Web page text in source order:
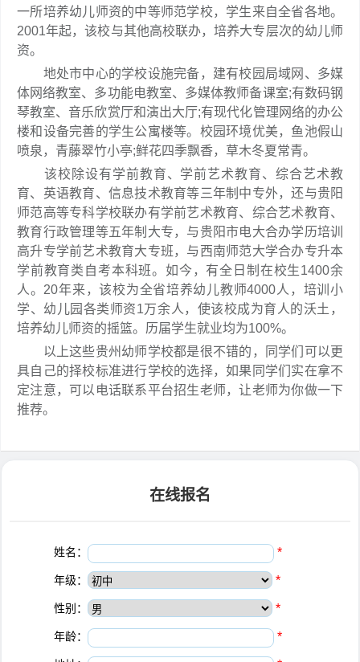
一所培养幼儿师资的中等师范学校，学生来自全省各地。
2001年起，该校与其他高校联办，培养大专层次的幼儿师
资。
地处市中心的学校设施完备，建有校园局域网、多媒
体网络教室、多功能电教室、多媒体教师备课室;有数码钢
琴教室、音乐欣赏厅和演出大厅;有现代化管理网络的办公
楼和设备完善的学生公寓楼等。校园环境优美，鱼池假山
喷泉，青藤翠竹小亭;鲜花四季飘香，草木冬夏常青。
该校除设有学前教育、学前艺术教育、综合艺术教
育、英语教育、信息技术教育等三年制中专外，还与贵阳
师范高等专科学校联办有学前艺术教育、综合艺术教育、
教育行政管理等五年制大专，与贵阳市电大合办学历培训
高升专学前艺术教育大专班，与西南师范大学合办专升本
学前教育类自考本科班。如今，有全日制在校生1400余
人。20年来，该校为全省培养幼儿教师4000人，培训小
学、幼儿园各类师资1万余人，使该校成为育人的沃土，
培养幼儿师资的摇篮。历届学生就业均为100%。
以上这些贵州幼师学校都是很不错的，同学们可以更
具自己的择校标准进行学校的选择，如果同学们实在拿不
定注意，可以电话联系平台招生老师，让老师为你做一下
推荐。
在线报名
姓名： *
年级： *
性别： *
年龄： *